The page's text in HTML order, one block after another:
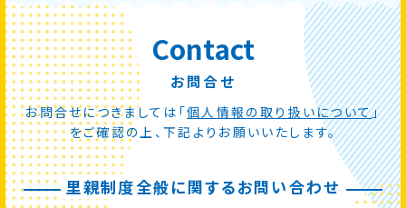
Contact
お問合せ
お問合せにつきましては「個人情報の取り扱いについて」
をご確認の上、下記よりお願いいたします。
里親制度全般に関するお問い合わせ